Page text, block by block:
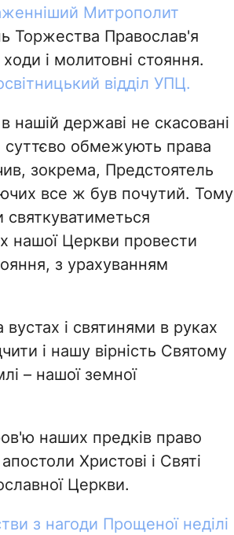
Митрополит
Торжества Православ'я
і молитовні стояння.
відділ УПЦ.
нашій державі не скасовані
суттєво обмежують права
зокрема, Предстоятель
все ж був почутий. Тому
нашої Церкви провести
з урахуванням
і святинями в руках
і нашу вірність Святому
– нашої земної
наших предків право
Христові і Святі
Церкви.
з нагоди Прощеної неділі